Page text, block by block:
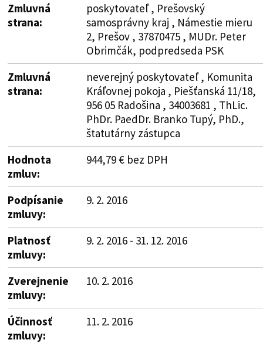
Zmluvná
strana:
poskytovateľ , Prešovský
samosprávny kraj , Námestie mieru
2, Prešov , 37870475 , MUDr. Peter
Obrimčák, podpredseda PSK
Zmluvná
strana:
neverejný poskytovateľ , Komunita
Kráľovnej pokoja , Piešťanská 11/18,
956 05 Radošina , 34003681 , ThLic.
PhDr. PaedDr. Branko Tupý, PhD.,
štatutárny zástupca
Hodnota
zmluv:
944,79 € bez DPH
Podpísanie
zmluvy:
9. 2. 2016
Platnosť
zmluvy:
9. 2. 2016 - 31. 12. 2016
Zverejnenie
zmluvy:
10. 2. 2016
Účinnosť
zmluvy:
11. 2. 2016